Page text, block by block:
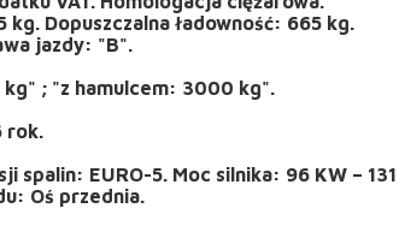
Dopuszczalna ładowność: 665 kg.
jazdy: "B".
kg" ; "z hamulcem: 3000 kg".
rok.
spalin: EURO-5. Moc silnika: 96 KW – 131
Oś przednia.